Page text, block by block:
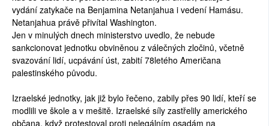
vydání zatykače na Benjamina Netanjahua i vedení Hamásu.
Netanjahua právě přivítal Washington.
Jen v minulých dnech ministerstvo uvedlo, že nebude
sankcionovat jednotku obviněnou z válečných zločinů, včetně
svazování lidí, ucpávání úst, zabití 78letého Američana
palestinského původu.
Izraelské jednotky, jak již bylo řečeno, zabily přes 90 lidí, kteří se
modlili ve škole a v mešitě. Izraelské síly zastřelily amerického
občana, když protestoval proti nelegálním osadám na